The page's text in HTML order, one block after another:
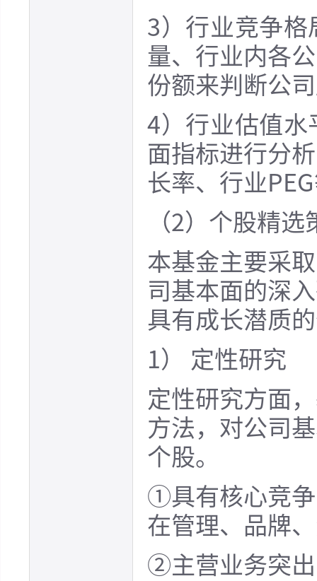
3）行业竞争格
量、行业内各
份额来判断公
4）行业估值水
面指标进行分
长率、行业
（2）个股精选
本基金主要采
司基本面的深
具有成长潜质
1） 定性研究
定性研究方面
方法，对公司
个股。
①具有核心竞争
在管理、品牌
②主营业务突出